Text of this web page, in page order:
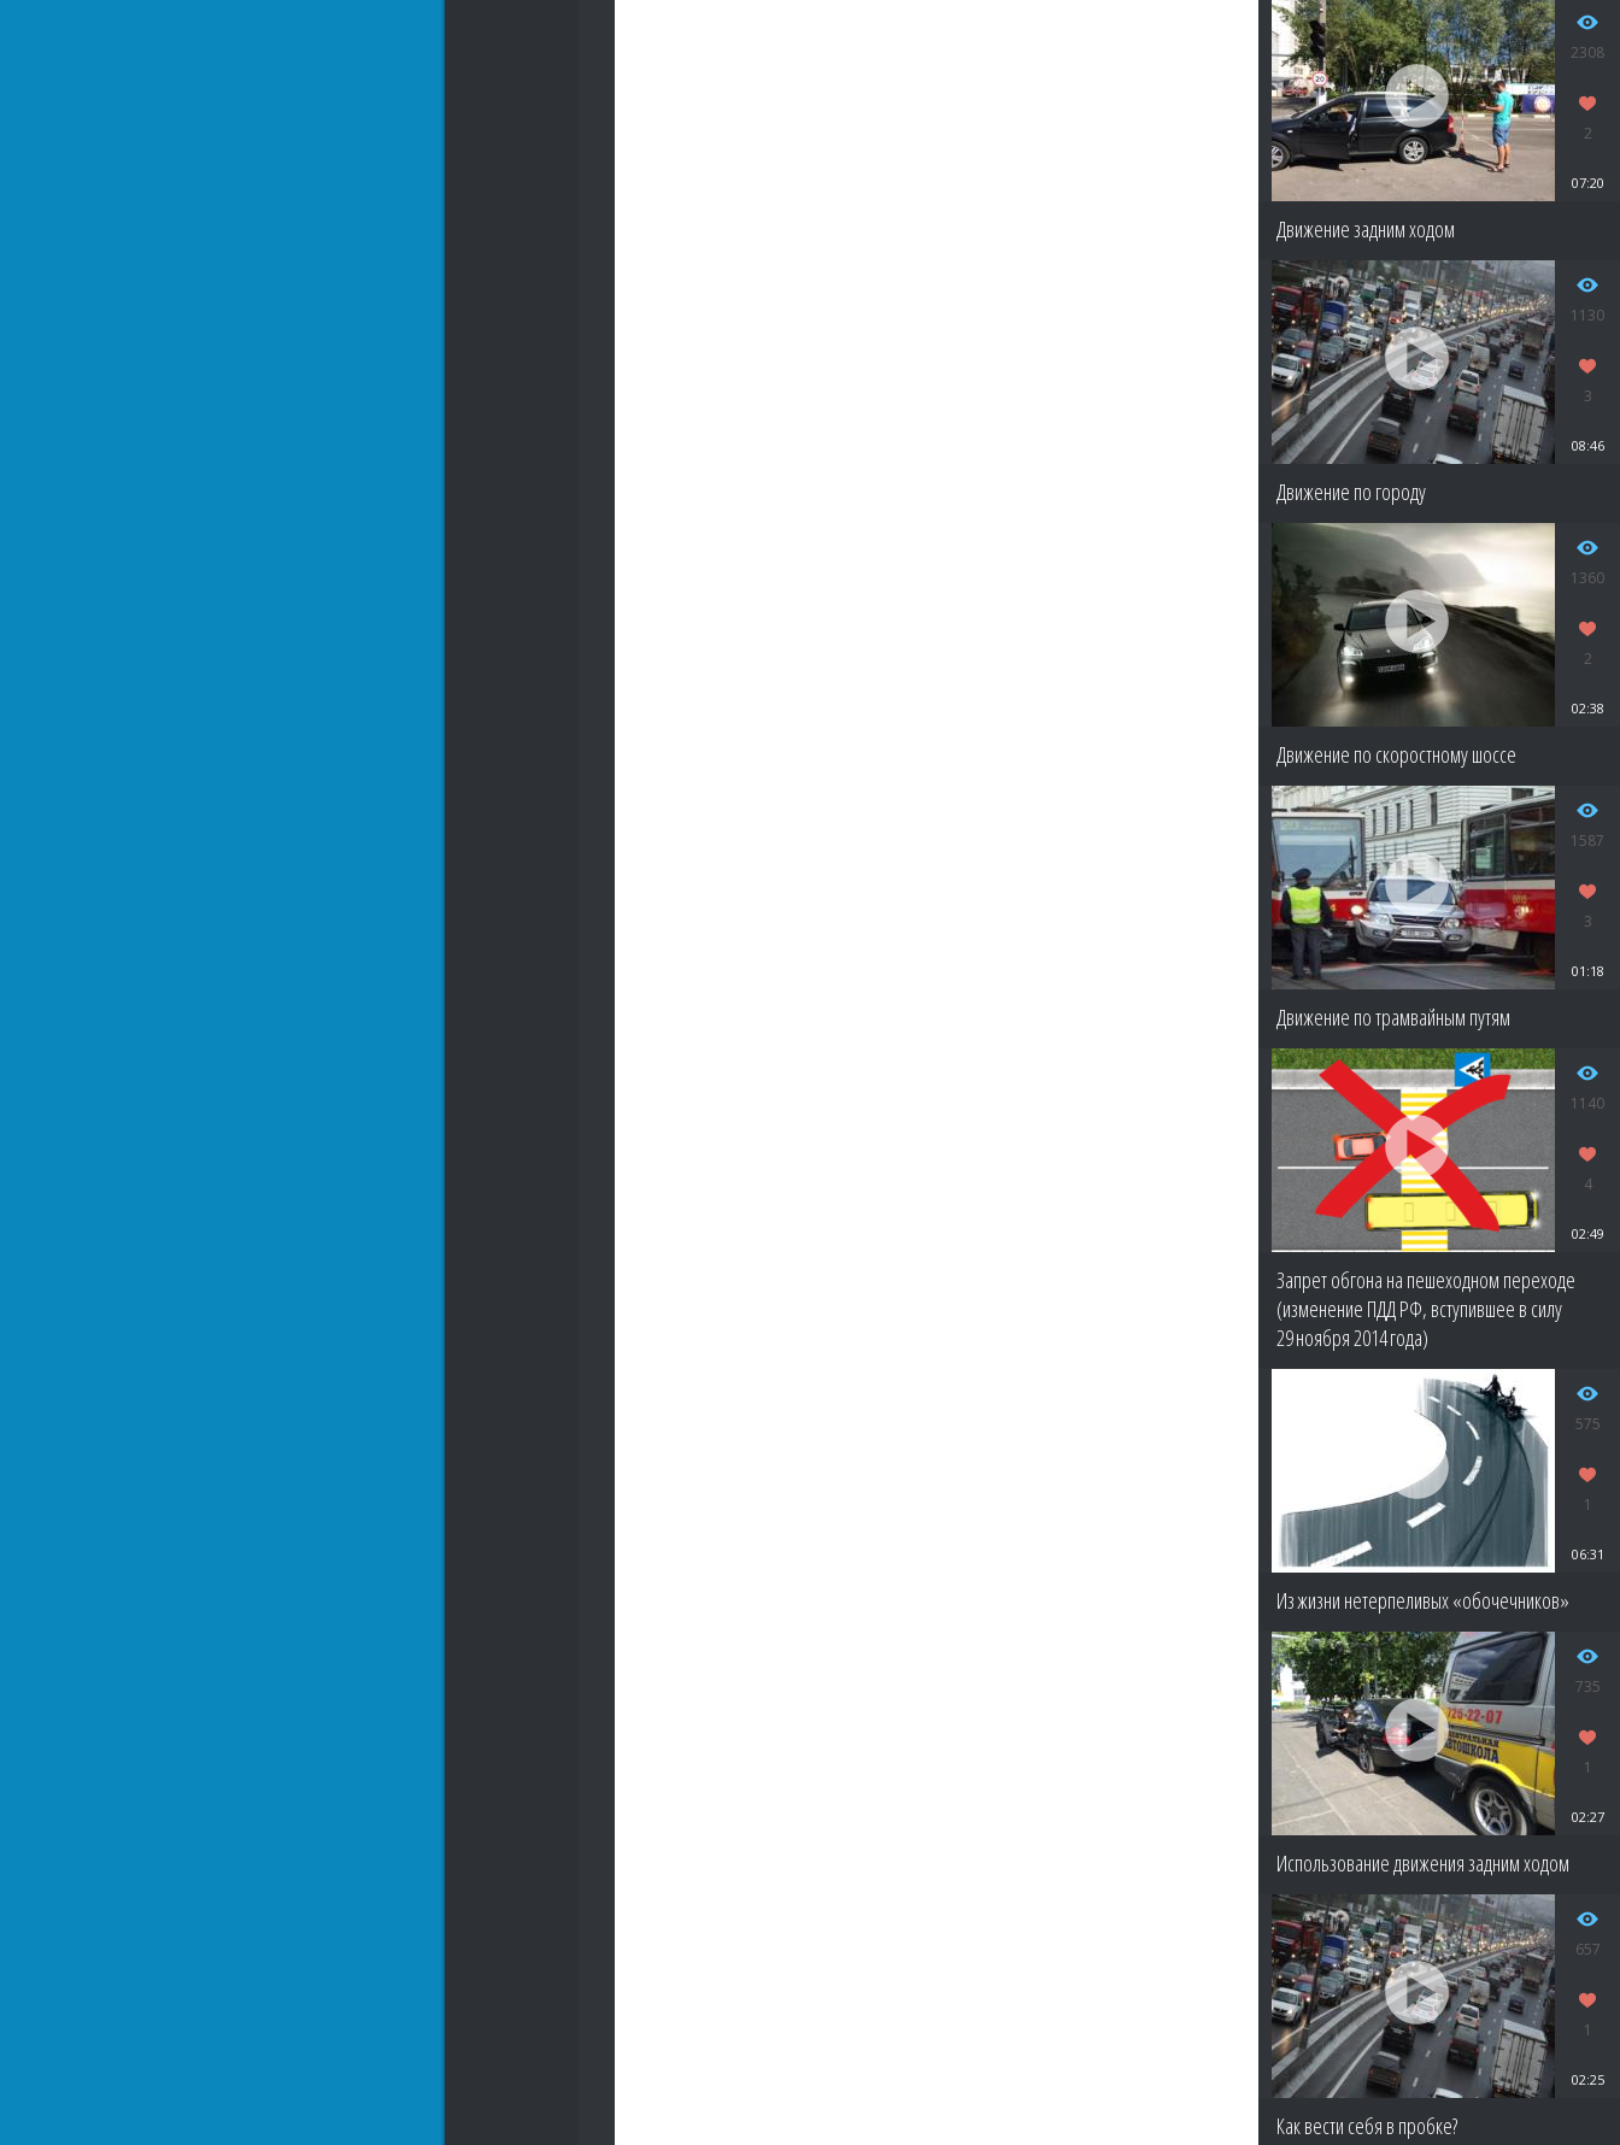
2308
2
07:20
Движение задним ходом
1130
3
08:46
Движение по городу
1360
2
02:38
Движение по скоростному шоссе
1587
3
01:18
Движение по трамвайным путям
1140
4
02:49
Запрет обгона на пешеходном переходе
(изменение ПДД РФ, вступившее в силу
29 ноября 2014 года)
575
1
06:31
Из жизни нетерпеливых «обочечников»
735
1
02:27
Использование движения задним ходом
657
1
02:25
Как вести себя в пробке?